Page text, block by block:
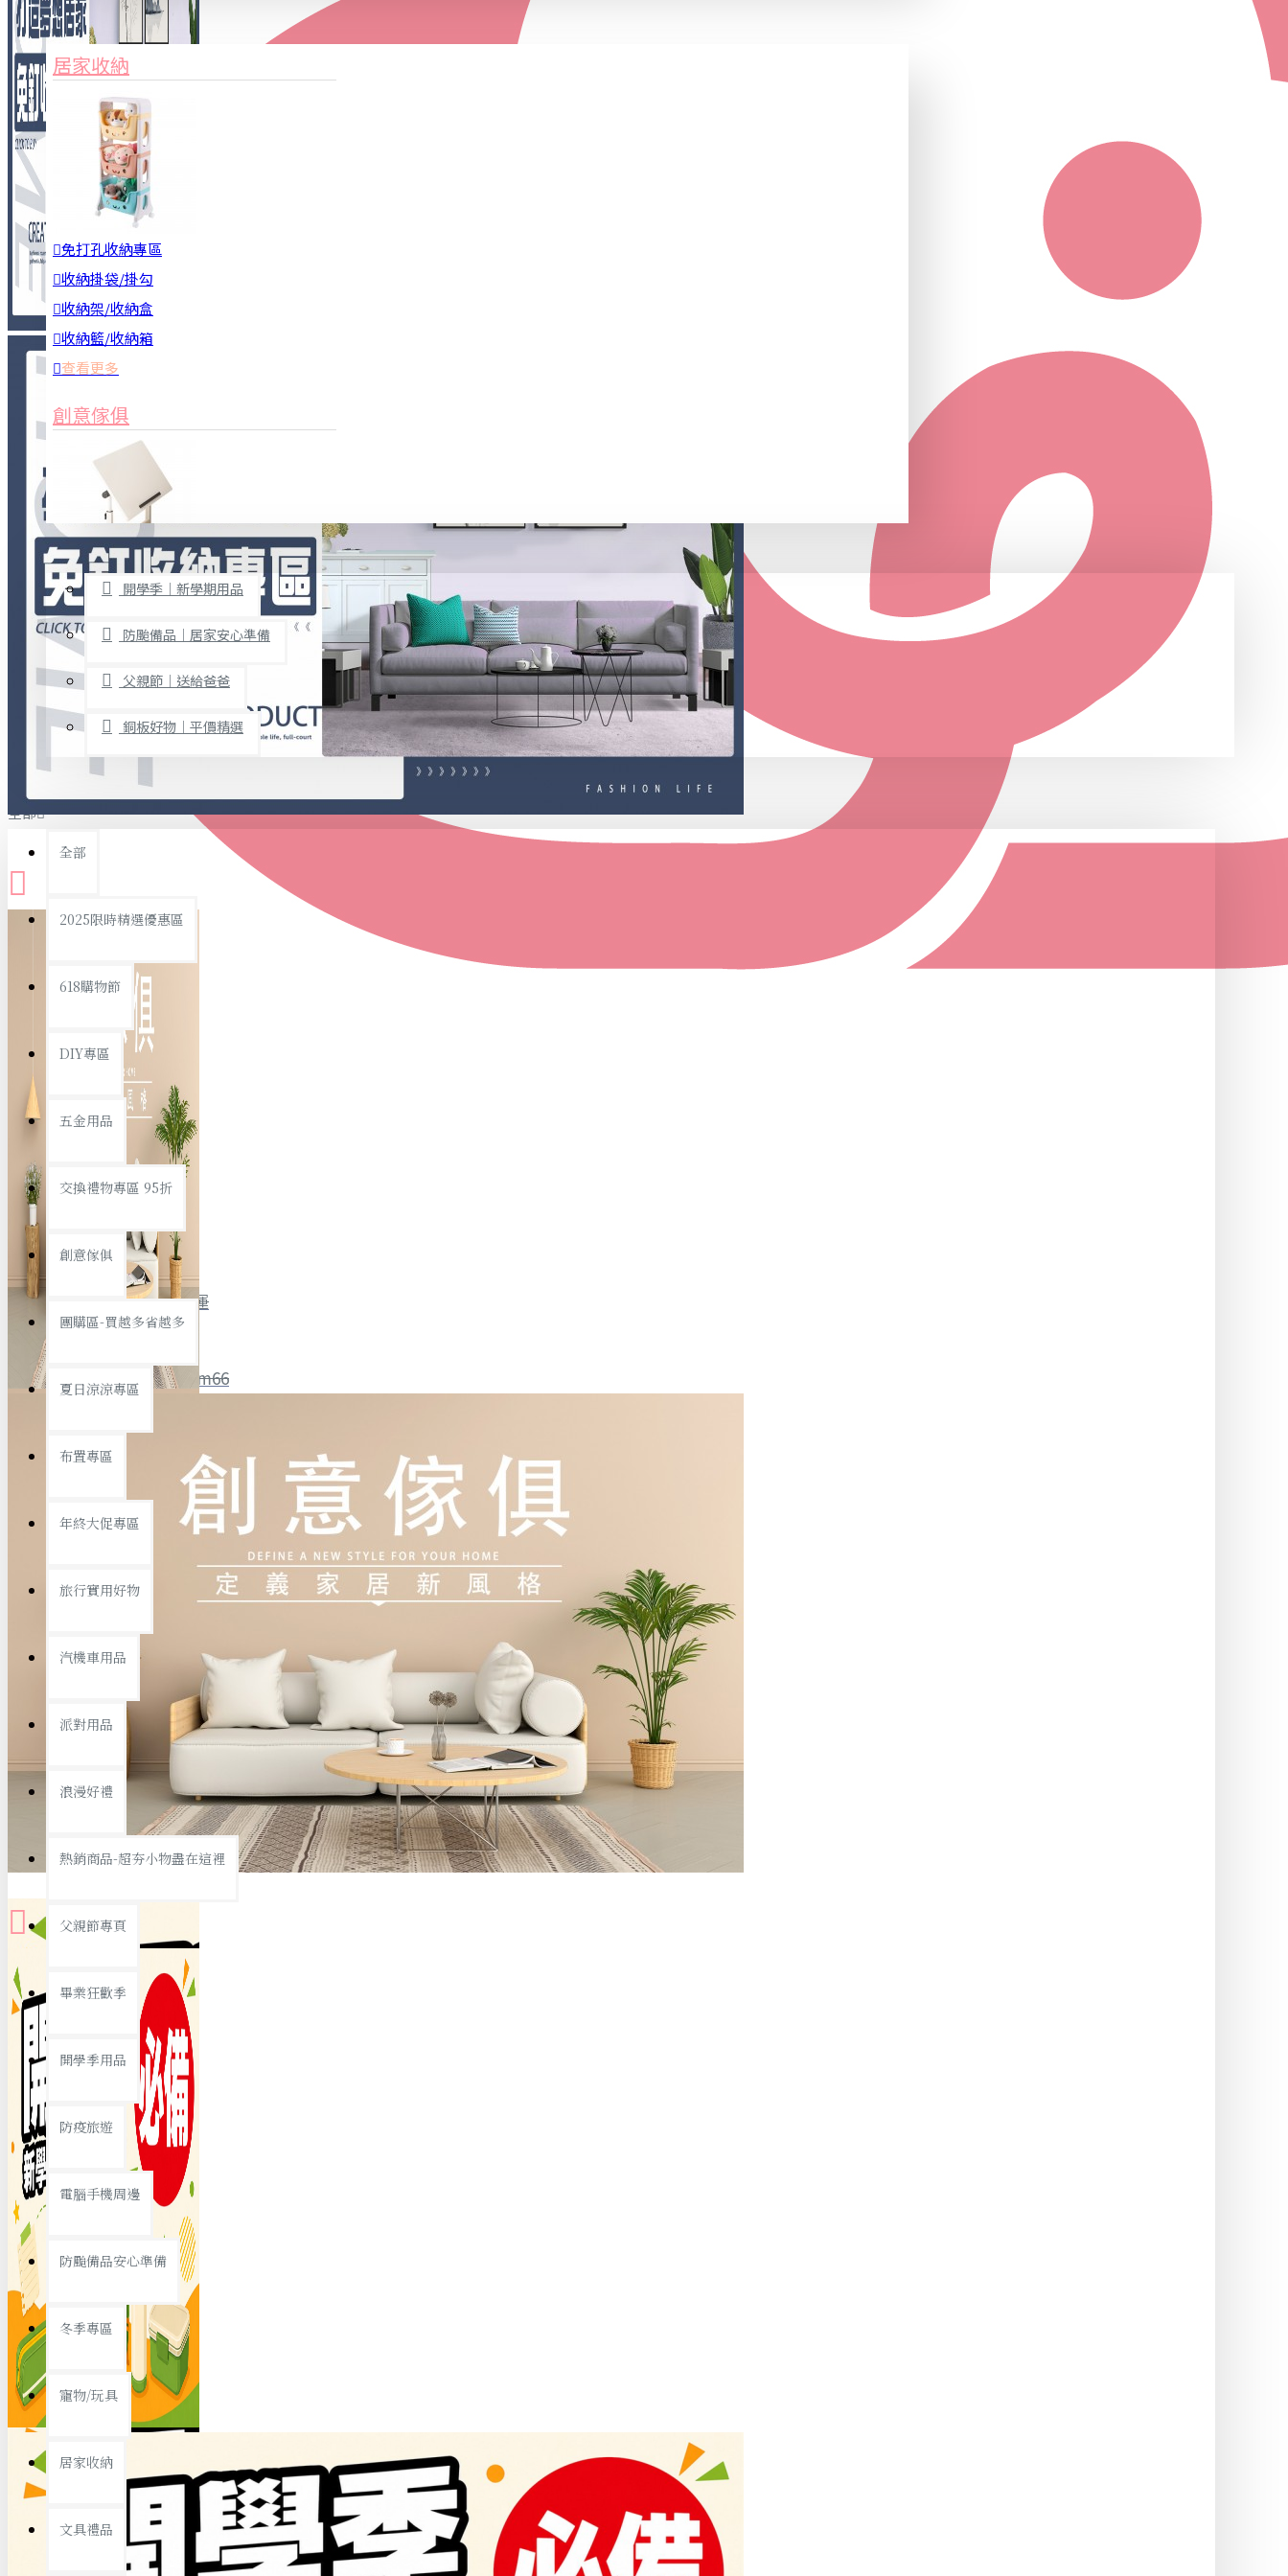
全館限時滿799免運
聯絡我們 ID : @ym66
優惠活動 最新活動
3C周邊
居家安全
居家清潔
查看更多
餐飲廚具
廚房收納
烘焙用具
隨身餐具
查看更多
文具禮品
事務用品
文具收納
書寫用品
衛浴用品
個人衛浴用品
浴室置物/收納
旅行收納
汽機車用品
查看更多
置物架/收納櫃
銅板精選
19元專區
39元專區
節慶熱賣
春節/新年
家俱&收納
居家收納
免打孔收納專區
收納掛袋/掛勾
收納架/收納盒
收納籃/收納箱
查看更多
創意傢俱
桌子/椅子
置物架/收納櫃
其他
免打孔收納專區
限時促銷
開學季｜新學期用品
防颱備品｜居家安心準備
父親節｜送給爸爸
銅板好物｜平價精選
全部
全部
2025限時精選優惠區
618購物節
DIY專區
五金用品
交換禮物專區 95折
創意傢俱
團購區-買越多省越多
夏日涼涼專區
布置專區
年終大促專區
旅行實用好物
汽機車用品
派對用品
浪漫好禮
熱銷商品-超夯小物盡在這裡
父親節專頁
畢業狂歡季
開學季用品
防疫旅遊
電腦手機周邊
防颱備品安心準備
冬季專區
寵物/玩具
居家收納
文具禮品